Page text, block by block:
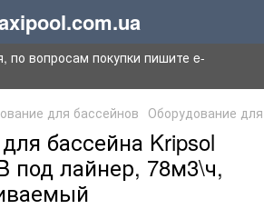
по вопросам покупки пишите e-
для бассейнов Оборудование
бассейна Kripsol
под лайнер, 78м3\ч,